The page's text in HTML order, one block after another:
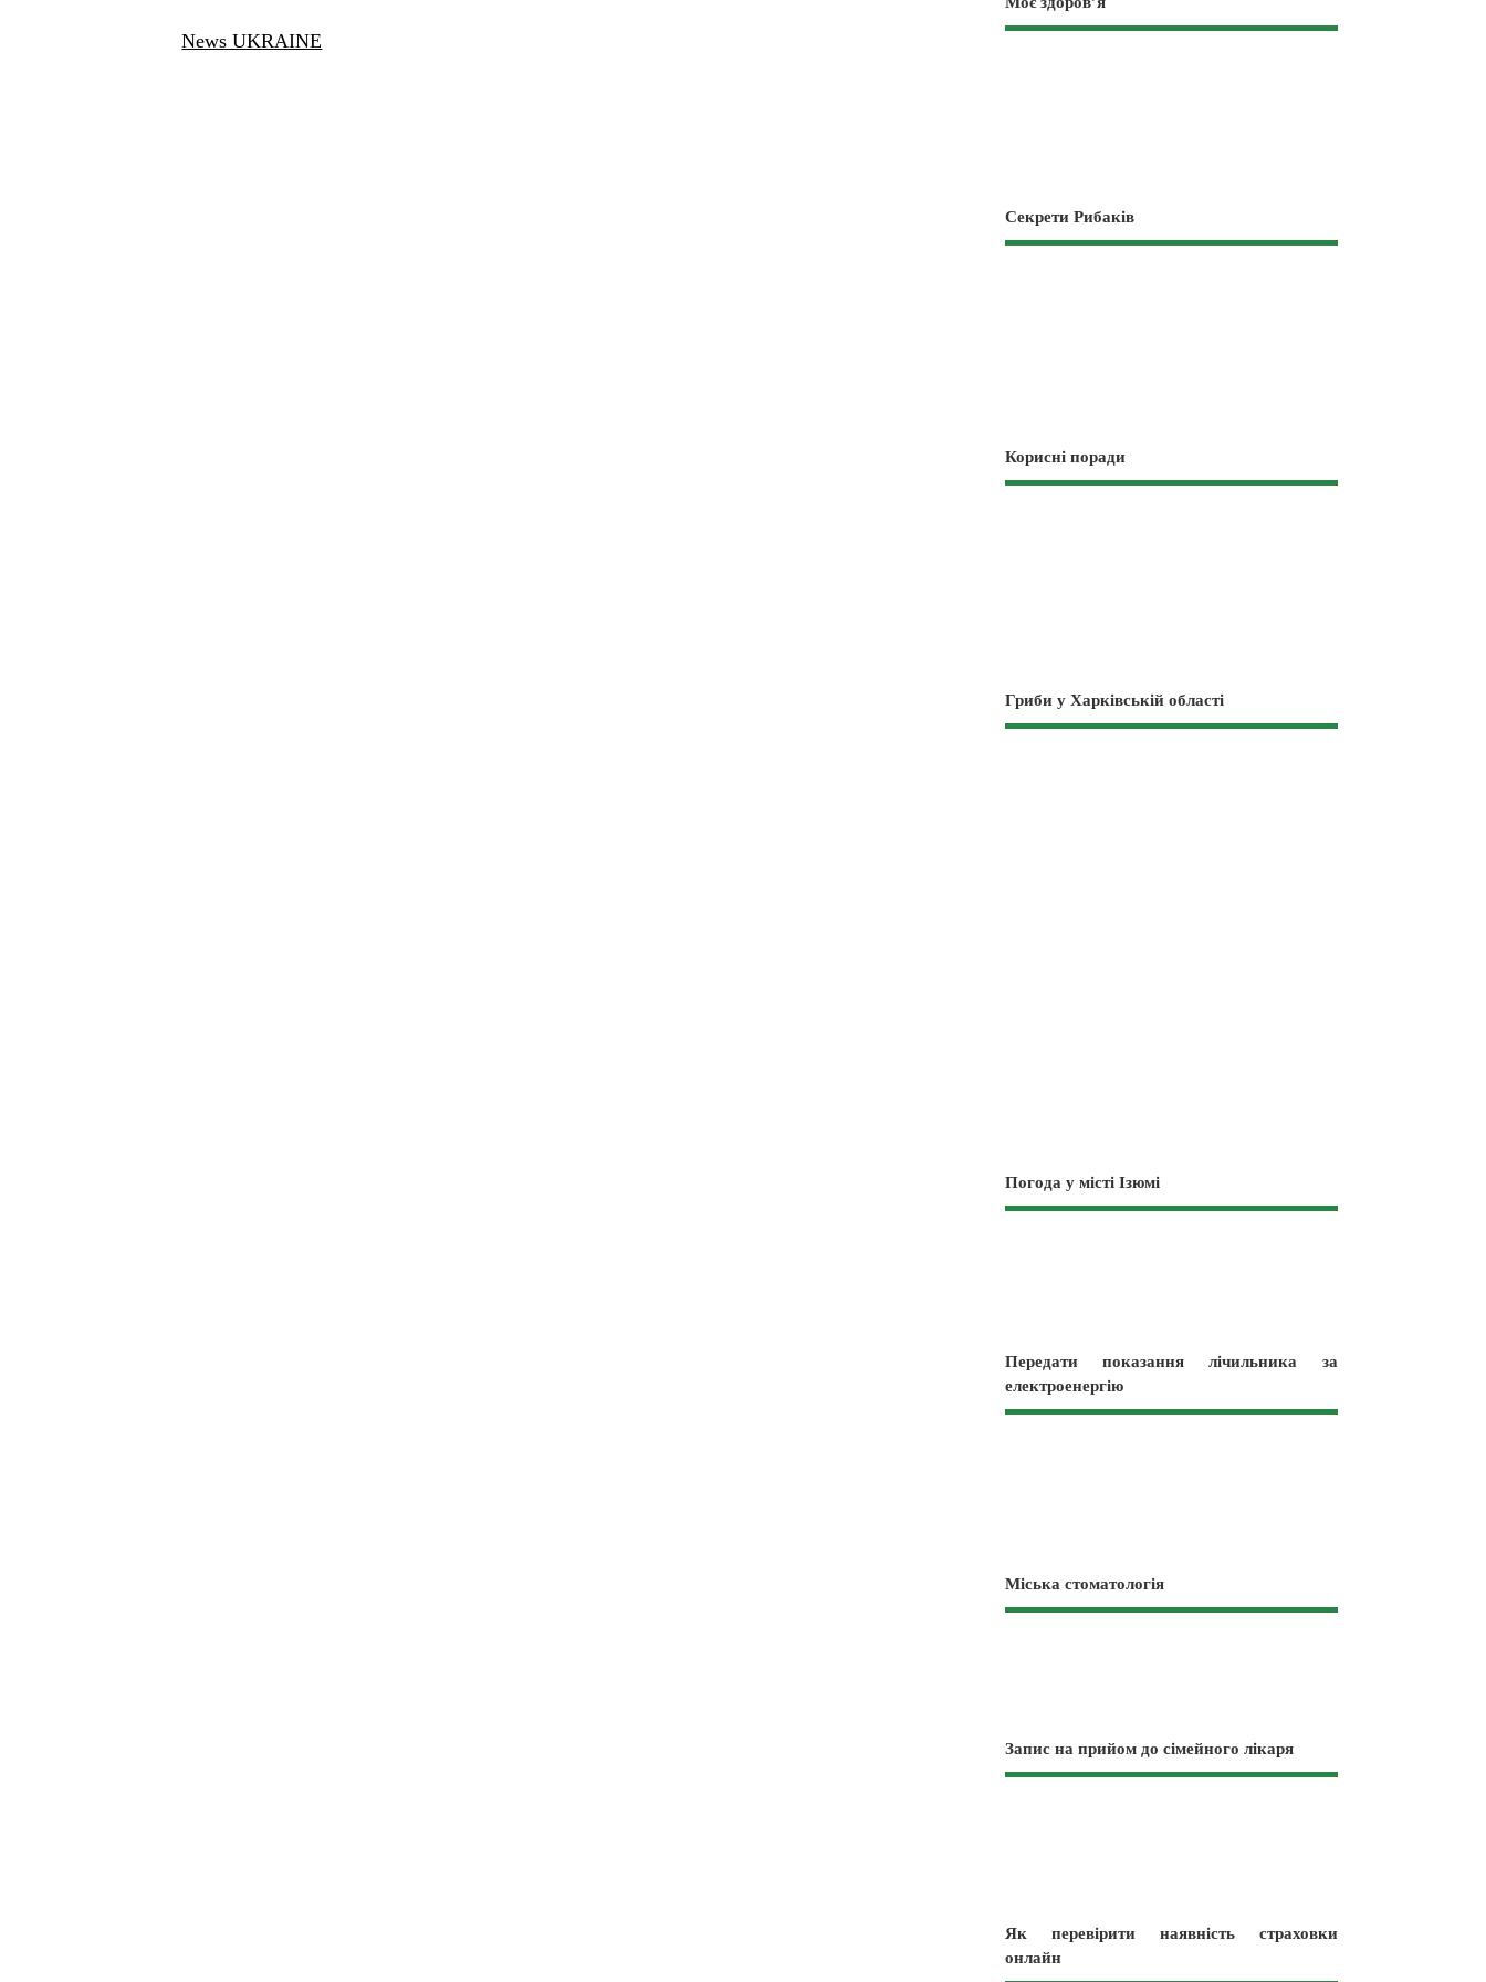
News UKRAINE
Секрети Рибаків
Корисні поради
Гриби у Харківській області
Погода у місті Ізюмі
Передати показання лічильника за
електроенергію
Міська стоматологія
Запис на прийом до сімейного лікаря
Як перевірити наявність страховки
онлайн